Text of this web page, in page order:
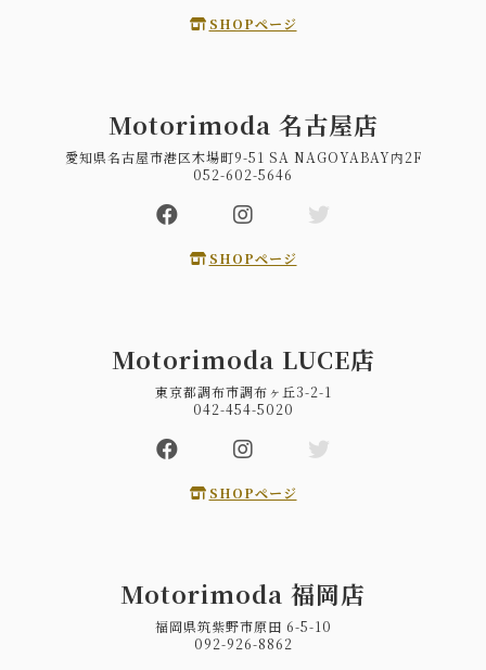
SHOPページ
Motorimoda 名古屋店
愛知県名古屋市港区木場町9-51 SA NAGOYABAY内2F
052-602-5646
SHOPページ
Motorimoda LUCE店
東京都調布市調布ヶ丘3-2-1
042-454-5020
SHOPページ
Motorimoda 福岡店
福岡県筑紫野市原田 6-5-10
092-926-8862